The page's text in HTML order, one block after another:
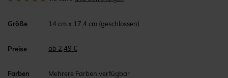
Größe 14 cm x 17,4 cm (geschlossen)
Preise ab 2,49 €
Farben Mehrere Farben verfügbar